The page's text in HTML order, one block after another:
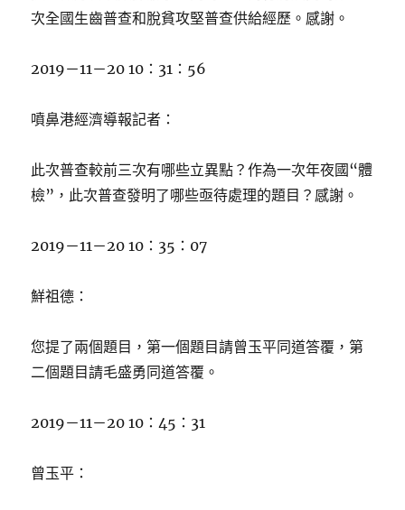
次全國生齒普查和脫貧攻堅普查供給經歷。感謝。
2019－11－20 10：31：56
噴鼻港經濟導報記者：
此次普查較前三次有哪些立異點？作為一次年夜國“體
檢”，此次普查發明了哪些亟待處理的題目？感謝。
2019－11－20 10：35：07
鮮祖德：
您提了兩個題目，第一個題目請曾玉平同道答覆，第
二個題目請毛盛勇同道答覆。
2019－11－20 10：45：31
曾玉平：